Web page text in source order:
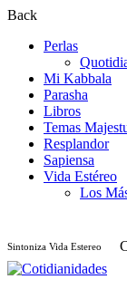
Back
Perlas
Mi Kabbala
Parasha
Libros
Temas
Resplandor
Sapiensa
Vida Estéreo
Los
Sintoniza Vida Estereo